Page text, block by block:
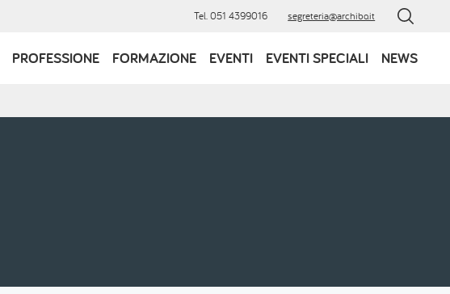
Tel. 051 4399016 segreteria@archibo.it
PROFESSIONE FORMAZIONE EVENTI EVENTI SPECIALI NEWS